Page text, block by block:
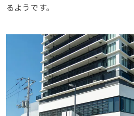
るようです。